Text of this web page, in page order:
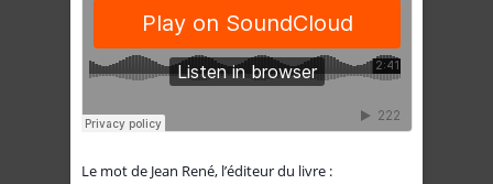
Le mot de Jean René, l’éditeur du livre :